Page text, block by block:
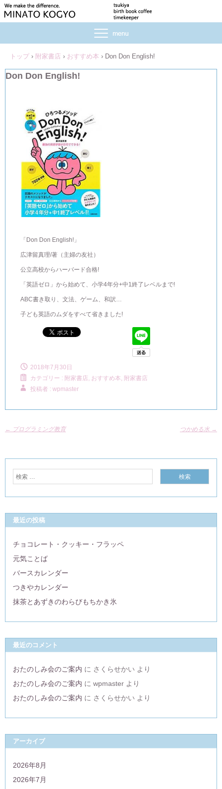
トップ › 附家書店 › おすすめ本 › Don Don English!
Don Don English!
「Don Don English!」
広津留真理/著（主婦の友社）
公立高校からハーバード合格!
「英語ゼロ」から始めて、小学4年分+中1終了レベルまで!
ABC書き取り、文法、ゲーム、和訳…
子ども英語のムダをすべて省きました!
2018年7月30日
カテゴリー : 附家書店, おすすめ本, 附家書店
投稿者 : wpmaster
← プログラミング教育 つかめる水 →
最近の投稿
チョコレート・クッキー・フラッペ
元気ことば
バースカレンダー
つきやカレンダー
抹茶とあずきのわらびもちかき氷
最近のコメント
おたのしみ会のご案内 に さくらせかい より
おたのしみ会のご案内 に wpmaster より
おたのしみ会のご案内 に さくらせかい より
アーカイブ
2026年8月
2026年7月